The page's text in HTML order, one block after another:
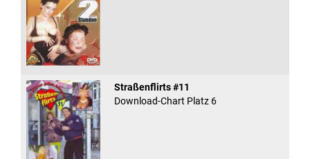
Straßenflirts #11
Download-Chart Platz 6